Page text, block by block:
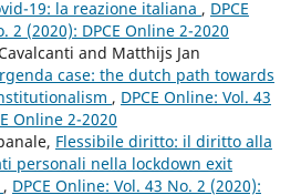
19: la reazione italiana , DPCE
2 (2020): DPCE Online 2-2020
and Matthijs Jan
case: the dutch path towards
, DPCE Online: Vol. 43
Online 2-2020
Flessibile diritto: il diritto alla
personali nella lockdown exit
, DPCE Online: Vol. 43 No. 2 (2020):